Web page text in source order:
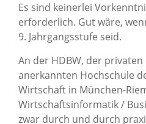
Es sind keinerlei
erforderlich. Gut wäre,
9. Jahrgangsstufe seid.
An der HDBW, der
anerkannten Hochschule
Wirtschaft in München-
Wirtschaftsinformatik /
zwar durch und durch